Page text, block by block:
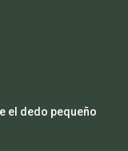
el dedo pequeño